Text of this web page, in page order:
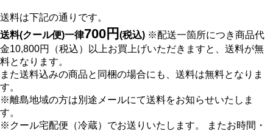
送料は下記の通りです。
送料(クール便)一律700円 (税込) ※配送一箇所につき商品代
金10,800円（税込）以上お買上げいただきますと、送料が無
料となります。
また送料込みの商品と同梱の場合にも、送料は無料となりま
す。
※離島地域の方は別途メールにて送料をお知らせいたしま
す。
※クール宅配便（冷蔵）でお送りいたします。 またお時間・